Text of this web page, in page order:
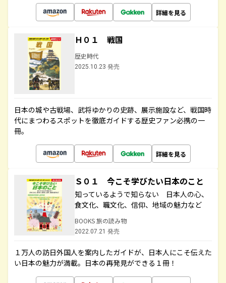
詳細を見る
Ｈ０１ 戦国
歴史時代
2025.10.23 発売
日本の城や古戦場、武将ゆかりの史跡、展示施設など、戦国時
代にまつわるスポットを徹底ガイドする歴史ファン必携の一
冊。
詳細を見る
Ｓ０１ 今こそ学びたい日本のこと
知っているようで知らない 日本人の心、
食文化、職文化、信仰、地域の魅力など
BOOKS 旅の読み物
2022.07.21 発売
１万人の訪日外国人を案内したガイドが、日本人にこそ伝えた
い日本の魅力が満載。日本の再発見ができる１冊！